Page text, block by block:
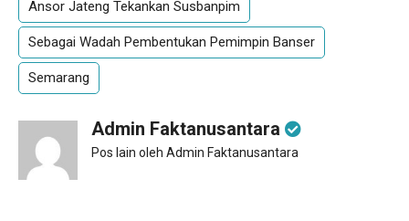
Ansor Jateng Tekankan Susbanpim
Sebagai Wadah Pembentukan Pemimpin Banser
Semarang
Admin Faktanusantara
Pos lain oleh Admin Faktanusantara